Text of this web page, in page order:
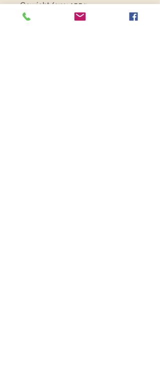
Gewicht/qm: 155g
Preis pro Laufmeter: € 18,90